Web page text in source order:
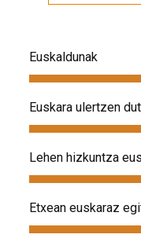
Euskaldunak
Euskara ulertzen
Lehen hizkuntza
Etxean euskaraz